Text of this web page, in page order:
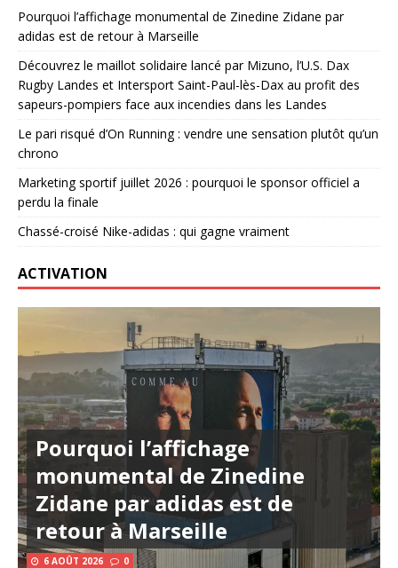
Pourquoi l’affichage monumental de Zinedine Zidane par
adidas est de retour à Marseille
Découvrez le maillot solidaire lancé par Mizuno, l’U.S. Dax
Rugby Landes et Intersport Saint-Paul-lès-Dax au profit des
sapeurs-pompiers face aux incendies dans les Landes
Le pari risqué d’On Running : vendre une sensation plutôt qu’un
chrono
Marketing sportif juillet 2026 : pourquoi le sponsor officiel a
perdu la finale
Chassé-croisé Nike-adidas : qui gagne vraiment
ACTIVATION
Pourquoi l’affichage
monumental de Zinedine
Zidane par adidas est de
retour à Marseille
6 AOÛT 2026 0